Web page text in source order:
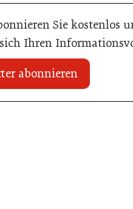
Sie kostenlos
Ihren
abonnieren